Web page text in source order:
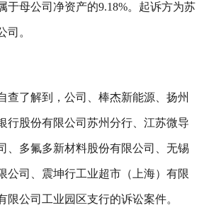
于母公司净资产的9.18%。起诉方为苏
司。
查了解到，公司、棒杰新能源、扬州
行股份有限公司苏州分行、江苏微导
、多氟多新材料股份有限公司、无锡
公司、震坤行工业超市（上海）有限
限公司工业园区支行的诉讼案件。